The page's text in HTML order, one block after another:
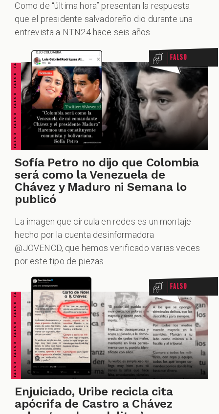
Como de “última hora” presentan la respuesta
que el presidente salvadoreño dio durante una
entrevista a NTN24 hace seis años.
FALSO FALSO FALSO FALSO FALSO FALSO FALSO Falso
Sofía Petro no dijo que Colombia
será como la Venezuela de
Chávez y Maduro ni Semana lo
publicó
La imagen que circula en redes es un montaje
hecho por la cuenta desinformadora
@JOVENCD, que hemos verificado varias veces
por este tipo de piezas.
FALSO FALSO FALSO FALSO FALSO FALSO FALSO Falso
Enjuiciado, Uribe recicla cita
apócrifa de Castro a Chávez